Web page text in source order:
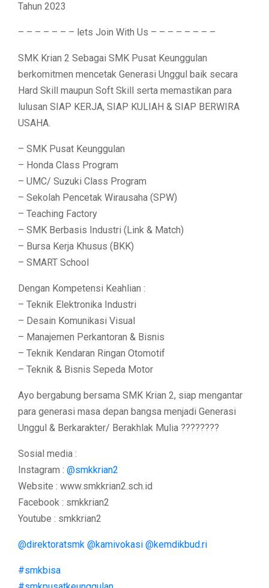
Tahun 2023
– – – – – – – lets Join With Us – – – – – – – –
SMK Krian 2 Sebagai SMK Pusat Keunggulan
berkomitmen mencetak Generasi Unggul baik secara
Hard Skill maupun Soft Skill serta memastikan para
lulusan SIAP KERJA, SIAP KULIAH & SIAP BERWIRA
USAHA.
– SMK Pusat Keunggulan
– Honda Class Program
– UMC/ Suzuki Class Program
– Sekolah Pencetak Wirausaha (SPW)
– Teaching Factory
– SMK Berbasis Industri (Link & Match)
– Bursa Kerja Khusus (BKK)
– SMART School
Dengan Kompetensi Keahlian :
– Teknik Elektronika Industri
– Desain Komunikasi Visual
– Manajemen Perkantoran & Bisnis
– Teknik Kendaran Ringan Otomotif
– Teknik & Bisnis Sepeda Motor
Ayo bergabung bersama SMK Krian 2, siap mengantar
para generasi masa depan bangsa menjadi Generasi
Unggul & Berkarakter/ Berakhlak Mulia ????????
Sosial media :
Instagram : @smkkrian2
Website : www.smkkrian2.sch.id
Facebook : smkkrian2
Youtube : smkkrian2
@direktoratsmk @kamivokasi @kemdikbud.ri
#smkbisa